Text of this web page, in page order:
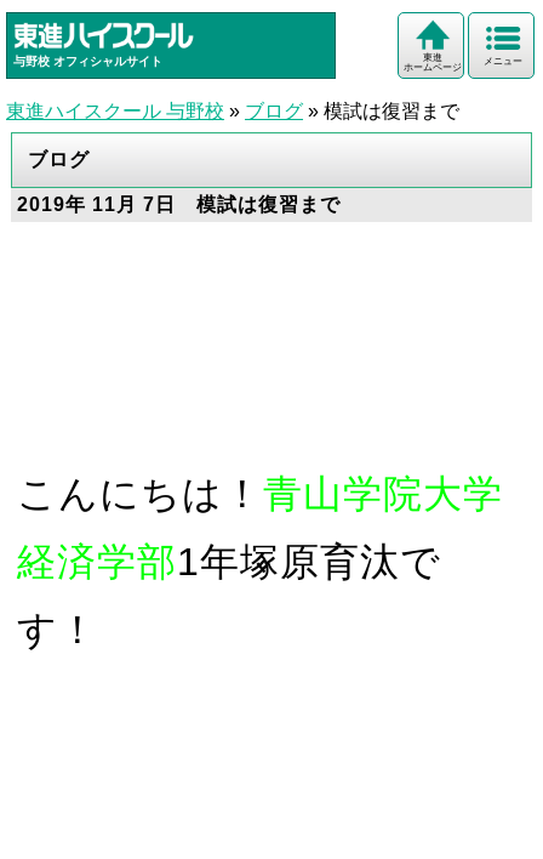
与野校 オフィシャルサイト メニュー
東進
ホームページ
東進ハイスクール 与野校 » ブログ » 模試は復習まで
ブログ
2019年 11月 7日 模試は復習まで
こんにちは！ 青山学院大学
経済学部1年塚原育汰で
す！